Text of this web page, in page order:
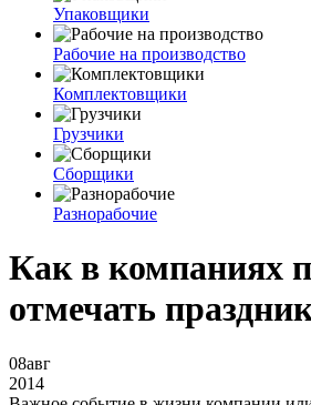
Упаковщики
Рабочие на производство
Комплектовщики
Грузчики
Сборщики
Разнорабочие
Как в компаниях
отмечать
08авг
2014